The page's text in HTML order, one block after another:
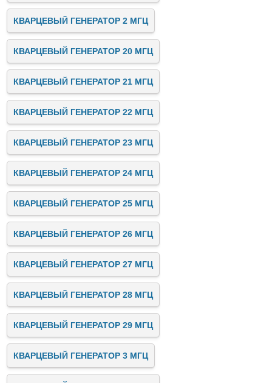
КВАРЦЕВЫЙ ГЕНЕРАТОР 2 МГЦ
КВАРЦЕВЫЙ ГЕНЕРАТОР 20 МГЦ
КВАРЦЕВЫЙ ГЕНЕРАТОР 21 МГЦ
КВАРЦЕВЫЙ ГЕНЕРАТОР 22 МГЦ
КВАРЦЕВЫЙ ГЕНЕРАТОР 23 МГЦ
КВАРЦЕВЫЙ ГЕНЕРАТОР 24 МГЦ
КВАРЦЕВЫЙ ГЕНЕРАТОР 25 МГЦ
КВАРЦЕВЫЙ ГЕНЕРАТОР 26 МГЦ
КВАРЦЕВЫЙ ГЕНЕРАТОР 27 МГЦ
КВАРЦЕВЫЙ ГЕНЕРАТОР 28 МГЦ
КВАРЦЕВЫЙ ГЕНЕРАТОР 29 МГЦ
КВАРЦЕВЫЙ ГЕНЕРАТОР 3 МГЦ